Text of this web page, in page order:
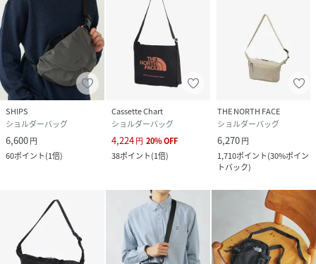
SHIPS
ショルダーバッグ
6,600円
60ポイント(1倍)
Cassette Chart
ショルダーバッグ
4,224円 20%OFF
38ポイント(1倍)
THE NORTH FACE
ショルダーバッグ
6,270円
1,710ポイント(30%ポイン
トバック)